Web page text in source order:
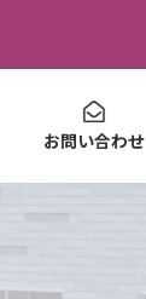
お問い合わせ